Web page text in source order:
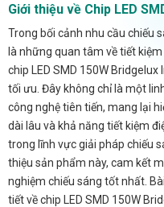
Giới thiệu về Chip LED
Trong bối cảnh nhu cầu chiếu
là những quan tâm về tiết
chip LED SMD 150W
tối ưu. Đây không chỉ là một
công nghệ tiên tiến, mang lại
dài lâu và khả năng tiết kiệm
trong lĩnh vực giải pháp chiếu
thiệu sản phẩm này, cam kết
nghiệm chiếu sáng tốt nhất.
tiết về chip LED SMD 150W